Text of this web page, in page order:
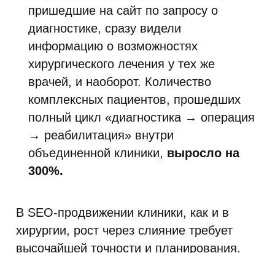
пришедшие на сайт по запросу о
диагностике, сразу видели
информацию о возможностях
хирургического лечения у тех же
врачей, и наоборот. Количество
комплексных пациентов, прошедших
полный цикл «диагностика → операция
→ реабилитация» внутри
объединенной клиники, выросло на
300%.
В SEO-продвижении клиники, как и в
хирургии, рост через слияние требует
высочайшей точности и планирования.